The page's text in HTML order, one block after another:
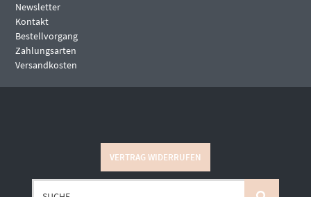
Newsletter
Kontakt
Bestellvorgang
Zahlungsarten
Versandkosten
VERTRAG WIDERRUFEN